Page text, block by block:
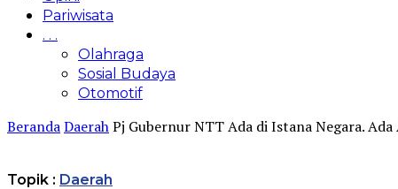
Pariwisata
. . .
Olahraga
Sosial Budaya
Otomotif
BerandaDaerahPj Gubernur NTT Ada di Istana Negara. Ada
Topik : Daerah